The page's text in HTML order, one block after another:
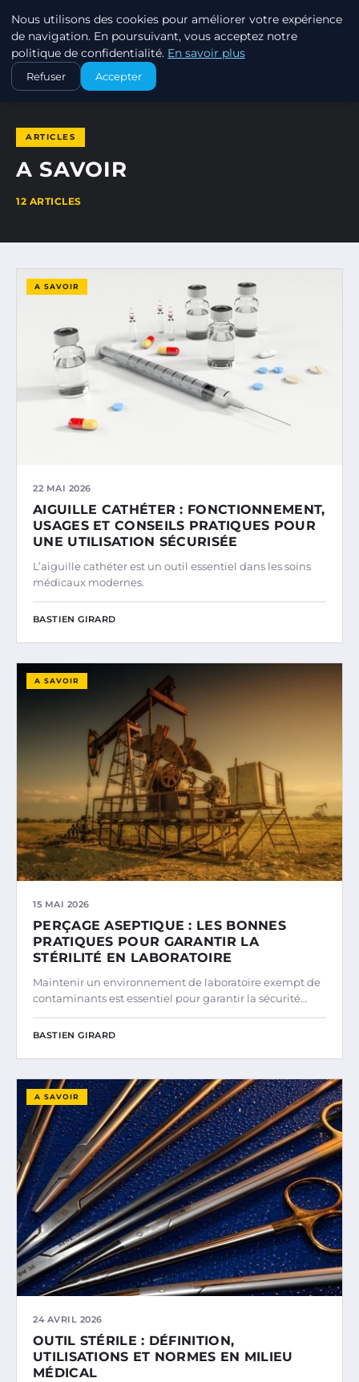
PIERCINGS ET PLUGS
ACCUEIL A SAVOIR
ARTICLES
A SAVOIR
12 ARTICLES
A SAVOIR
22 MAI 2026
AIGUILLE CATHÉTER : FONCTIONNEMENT,
USAGES ET CONSEILS PRATIQUES POUR
UNE UTILISATION SÉCURISÉE
L’aiguille cathéter est un outil essentiel dans les soins
médicaux modernes.
BASTIEN GIRARD
A SAVOIR
15 MAI 2026
PERÇAGE ASEPTIQUE : LES BONNES
PRATIQUES POUR GARANTIR LA
STÉRILITÉ EN LABORATOIRE
Maintenir un environnement de laboratoire exempt de
contaminants est essentiel pour garantir la sécurité…
BASTIEN GIRARD
A SAVOIR
24 AVRIL 2026
OUTIL STÉRILE : DÉFINITION,
UTILISATIONS ET NORMES EN MILIEU
MÉDICAL
Nous utilisons des cookies pour améliorer votre expérience
de navigation. En poursuivant, vous acceptez notre
politique de confidentialité. En savoir plus
Refuser Accepter